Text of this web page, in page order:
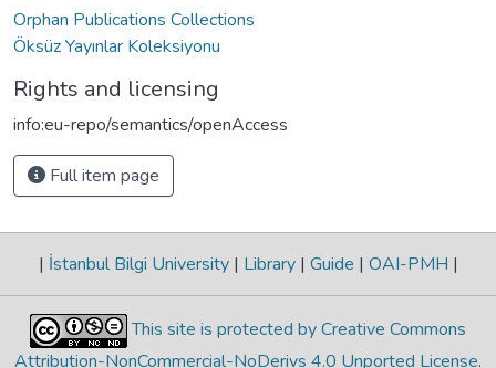
Orphan Publications Collections
Öksüz Yayınlar Koleksiyonu
Rights and licensing
info:eu-repo/semantics/openAccess
Full item page
| İstanbul Bilgi University | Library | Guide | OAI-PMH |
This site is protected by Creative Commons
Attribution-NonCommercial-NoDerivs 4.0 Unported License.